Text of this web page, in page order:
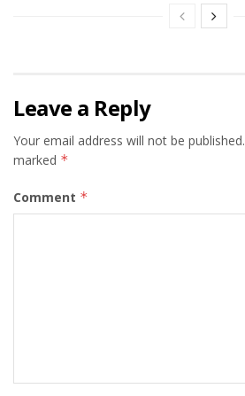
Leave a Reply
Your email address will not be published.
marked *
Comment *